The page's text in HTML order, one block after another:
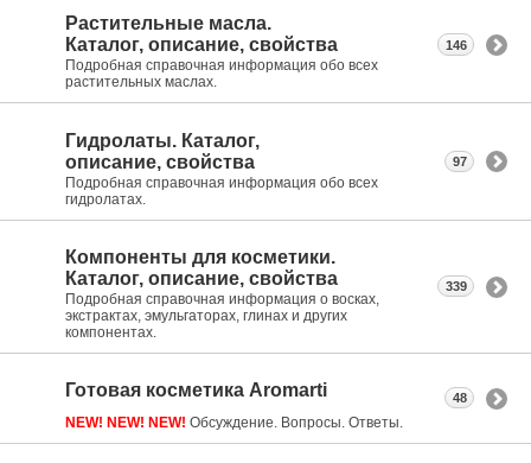
Растительные масла.
Каталог, описание, свойства
Подробная справочная информация обо всех
растительных маслах.
146
Гидролаты. Каталог,
описание, свойства
Подробная справочная информация обо всех
гидролатах.
97
Компоненты для косметики.
Каталог, описание, свойства
Подробная справочная информация о восках,
экстрактах, эмульгаторах, глинах и других
компонентах.
339
Готовая косметика Aromarti
NEW! NEW! NEW! Обсуждение. Вопросы. Ответы.
48